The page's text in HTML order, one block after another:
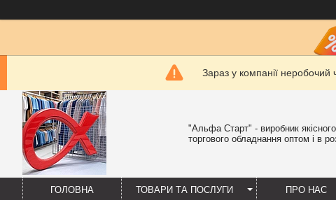
Зараз у компанії
"Альфа Старт" - виробник якісного
торгового обладнання оптом і в
ГОЛОВНА ТОВАРИ ТА ПОСЛУГИ ПРО НАС